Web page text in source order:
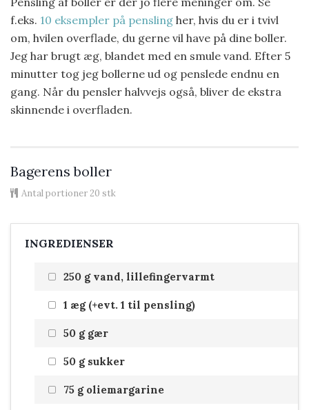
f.eks. 10 eksempler på pensling her, hvis du er i tvivl
om, hvilen overflade, du gerne vil have på dine boller.
Jeg har brugt æg, blandet med en smule vand. Efter 5
minutter tog jeg bollerne ud og penslede endnu en
gang. Når du pensler halvvejs også, bliver de ekstra
skinnende i overfladen.
Bagerens boller
Antal portioner 20 stk
INGREDIENSER
250 g vand, lillefingervarmt
1 æg (+evt. 1 til pensling)
50 g gær
50 g sukker
75 g oliemargarine